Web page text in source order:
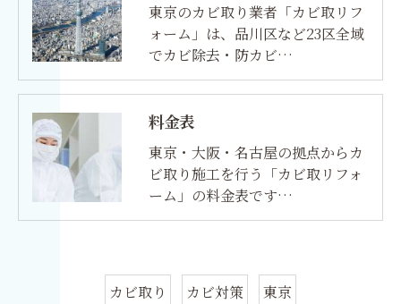
東京のカビ取り業者「カビ取リフ
ォーム」は、品川区など23区全域
でカビ除去・防カビ…
料金表
東京・大阪・名古屋の拠点からカ
ビ取り施工を行う「カビ取リフォ
ーム」の料金表です…
カビ取り カビ対策 東京